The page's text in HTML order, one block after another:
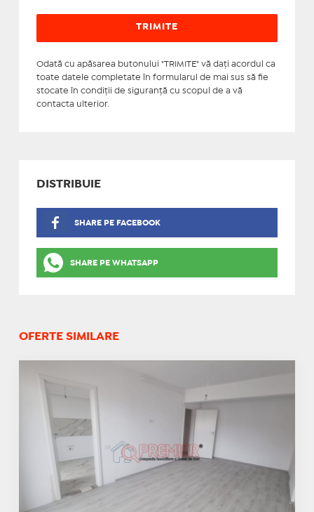
Odată cu apăsarea butonului "TRIMITE" vă daţi acordul ca
toate datele completate în formularul de mai sus să fie
stocate în condiţii de siguranţă cu scopul de a vă
contacta ulterior.
DISTRIBUIE
SHARE PE FACEBOOK
SHARE PE WHATSAPP
OFERTE SIMILARE